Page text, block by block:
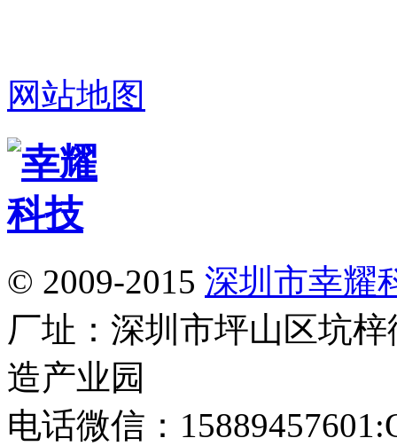
网站地图
© 2009-2015 深圳市幸耀
厂址：深圳市坪山区坑
造产业园
电话微信：